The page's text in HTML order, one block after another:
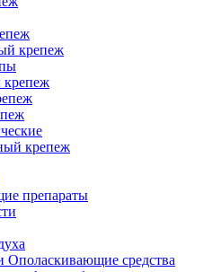
крепеж
крепеж
крепеж
препараты
средства